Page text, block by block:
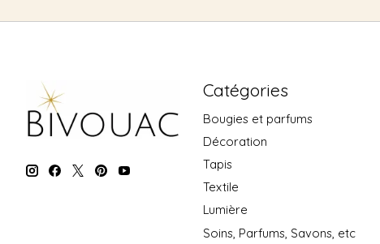
Catégories
Bougies et parfums
Décoration
Tapis
Textile
Lumière
Soins, Parfums, Savons, etc